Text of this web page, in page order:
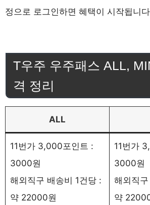
정으로 로그인하면 혜택이 시작됩니
T우주 우주패스 ALL,
격 정리
ALL
11번가 3,000포인트 :
3000원
해외직구 배송비 1건당 :
약 22000원
11번가
3000원
해외직
약